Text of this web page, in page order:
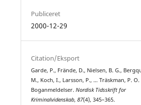
Publiceret
2000-12-29
Citation/Eksport
Garde, P., Frände, D., Nielsen, B. G.,
M., Koch, I., Larsson, P., … Träskman, P. O.
Boganmeldelser.Nordisk Tidsskrift for
Kriminalvidenskab,87(4), 345–365.